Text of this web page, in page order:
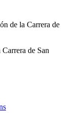
de la Carrera de
de San